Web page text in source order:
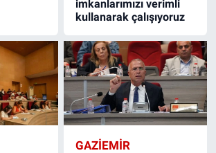
imkanlarımızı verimli
kullanarak çalışıyoruz
GAZIEMIR